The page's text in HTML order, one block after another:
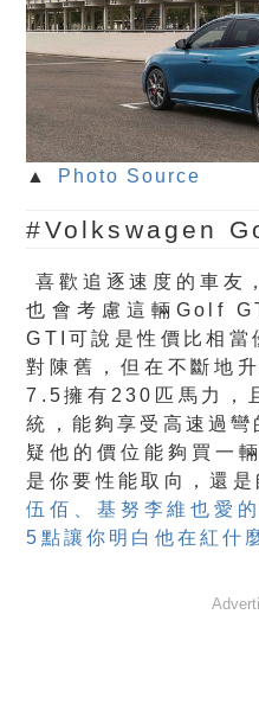
▲ Photo Source
#Volkswagen
喜歡追逐速度的車友
也會考慮這輛Golf
GTI可說是性價比相當
對陳舊，但在不斷地
7.5擁有230匹馬力，
統，能夠享受高速過
疑他的價位能夠買一
是你要性能取向，還
伍佰、基努李維也愛
5點讓你明白他在紅什